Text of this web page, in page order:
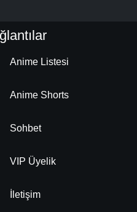
Anime Listesi
Anime Shorts
Sohbet
VIP Üyelik
İletişim